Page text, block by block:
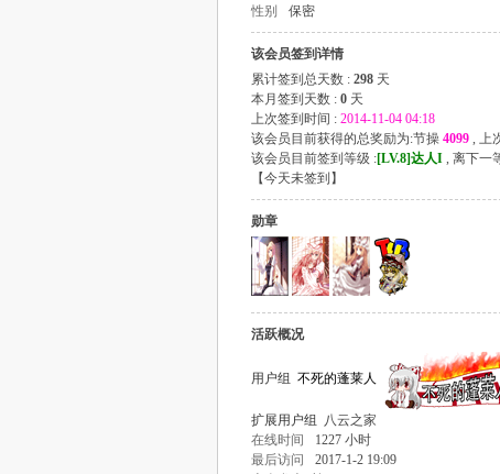
性别
保密
该会员签到详情
累计签到总天数 : 298 天
本月签到天数 : 0 天
上次签到时间 : 2014-11-04 04:18
该会员目前获得的总奖励为:节操 4099 , 上
该会员目前签到等级 :[LV.8]达人I , 离下一
【今天未签到 】
勋章
活跃概况
用户组 不死的蓬莱人
扩展用户组 八云之家
在线时间
1227 小时
最后访问
2017-1-2 19:09